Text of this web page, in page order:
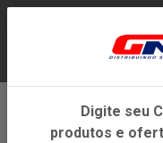
Digite seu
produtos e